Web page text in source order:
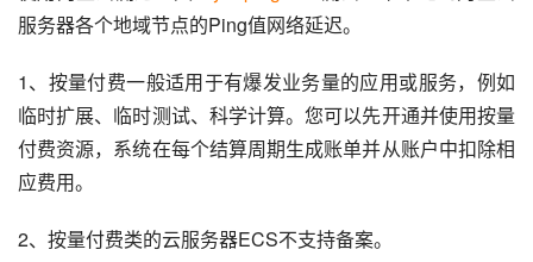
服务器各个地域节点的Ping值网络延迟。
1、按量付费一般适用于有爆发业务量的应用或服务，例如
临时扩展、临时测试、科学计算。您可以先开通并使用按量
付费资源，系统在每个结算周期生成账单并从账户中扣除相
应费用。
2、按量付费类的云服务器ECS不支持备案。